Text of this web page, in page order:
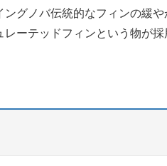
ングノバ伝統的なフィンの緩や
レーテッドフィンという物が